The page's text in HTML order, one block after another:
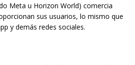
Meta u Horizon World) comercia
sus usuarios, lo mismo que
y demás redes sociales.